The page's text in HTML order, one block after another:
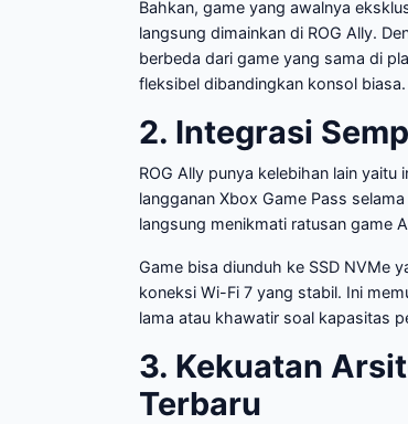
Bahkan, game yang awalnya
langsung dimainkan di ROG Ally.
berbeda dari game yang sama di
fleksibel dibandingkan konsol biasa.
2. Integrasi
ROG Ally punya kelebihan lain
langganan Xbox Game Pass
langsung menikmati ratusan game
Game bisa diunduh ke SSD NVMe
koneksi Wi-Fi 7 yang stabil. Ini
lama atau khawatir soal kapasitas
3. Kekuatan
Terbaru